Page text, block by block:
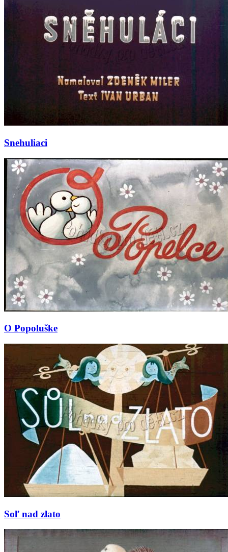
Snehuliaci
O Popoluške
Soľ nad zlato